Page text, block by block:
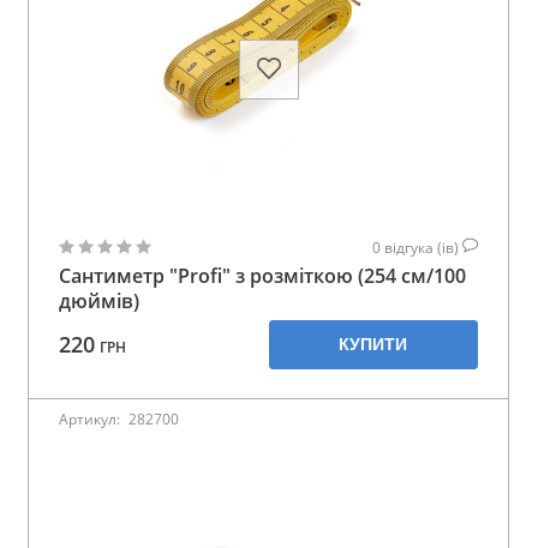
0 відгука (ів)
Сантиметр "Profi" з розміткою (254 см/100
дюймів)
220 ГРН КУПИТИ
Артикул: 282700